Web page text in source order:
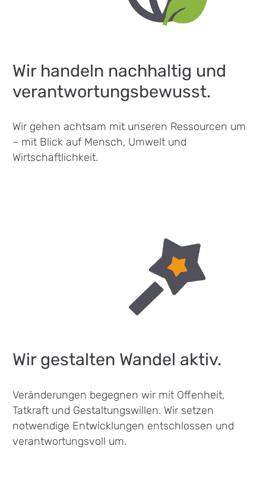
Wir handeln nachhaltig und
verantwortungsbewusst.
Wir gehen achtsam mit unseren Ressourcen um
– mit Blick auf Mensch, Umwelt und
Wirtschaftlichkeit.
Wir gestalten Wandel aktiv.
Veränderungen begegnen wir mit Offenheit,
Tatkraft und Gestaltungswillen. Wir setzen
notwendige Entwicklungen entschlossen und
verantwortungsvoll um.